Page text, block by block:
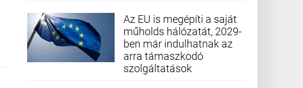
Az EU is megépíti a saját
műholds hálózatát, 2029-
ben már indulhatnak az
arra támaszkodó
szolgáltatások